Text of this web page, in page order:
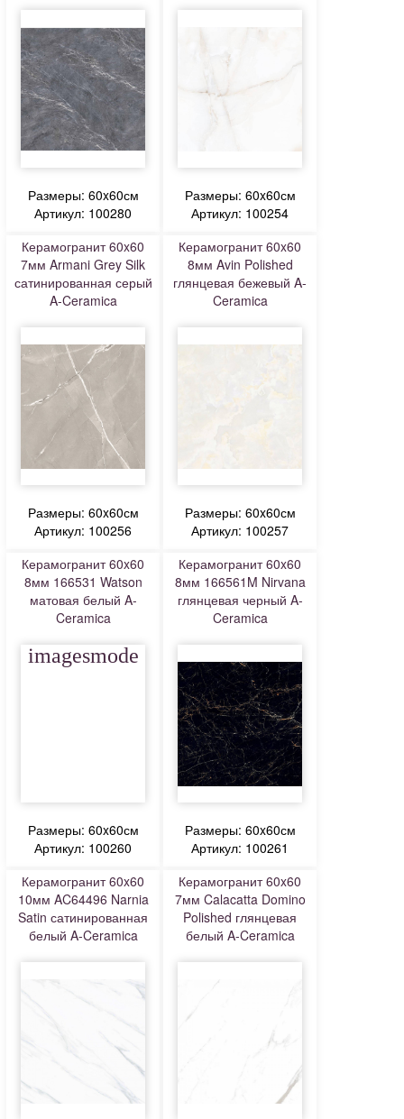
Размеры: 60x60см
Артикул: 100280
Размеры: 60x60см
Артикул: 100254
Керамогранит 60x60
7мм Armani Grey Silk
сатинированная серый
A-Ceramica
Размеры: 60x60см
Артикул: 100256
Керамогранит 60x60
8мм Avin Polished
глянцевая бежевый A-
Ceramica
Размеры: 60x60см
Артикул: 100257
Керамогранит 60x60
8мм 166531 Watson
матовая белый A-
Ceramica
imagesmode
Размеры: 60x60см
Артикул: 100260
Керамогранит 60x60
8мм 166561M Nirvana
глянцевая черный A-
Ceramica
Размеры: 60x60см
Артикул: 100261
Керамогранит 60x60
10мм AC64496 Narnia
Satin сатинированная
белый A-Ceramica
Керамогранит 60x60
7мм Calacatta Domino
Polished глянцевая
белый A-Ceramica